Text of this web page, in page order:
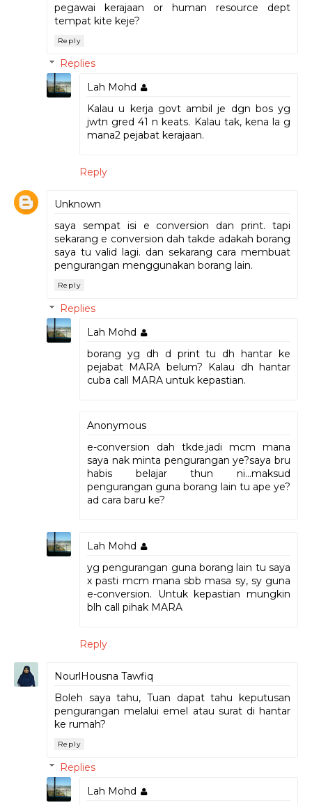
pegawai kerajaan or human resource dept
tempat kite keje?
Reply
Replies
Lah Mohd
Kalau u kerja govt ambil je dgn bos yg
jwtn gred 41 n keats. Kalau tak, kena la g
mana2 pejabat kerajaan.
Reply
Unknown
saya sempat isi e conversion dan print. tapi
sekarang e conversion dah takde adakah borang
saya tu valid lagi. dan sekarang cara membuat
pengurangan menggunakan borang lain.
Reply
Replies
Lah Mohd
borang yg dh d print tu dh hantar ke
pejabat MARA belum? Kalau dh hantar
cuba call MARA untuk kepastian.
Anonymous
e-conversion dah tkde.jadi mcm mana
saya nak minta pengurangan ye?saya bru
habis belajar thun ni...maksud
pengurangan guna borang lain tu ape ye?
ad cara baru ke?
Lah Mohd
yg pengurangan guna borang lain tu saya
x pasti mcm mana sbb masa sy, sy guna
e-conversion. Untuk kepastian mungkin
blh call pihak MARA
Reply
NourlHousna Tawfiq
Boleh saya tahu, Tuan dapat tahu keputusan
pengurangan melalui emel atau surat di hantar
ke rumah?
Reply
Replies
Lah Mohd